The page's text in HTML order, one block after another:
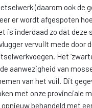
(daarom ook de
er wordt afgespoten
is inderdaad zo dat deze
vervuilt mede door
Het
aanwezigheid van
van het vuil. Dit
met onze provinciale
behandeld met